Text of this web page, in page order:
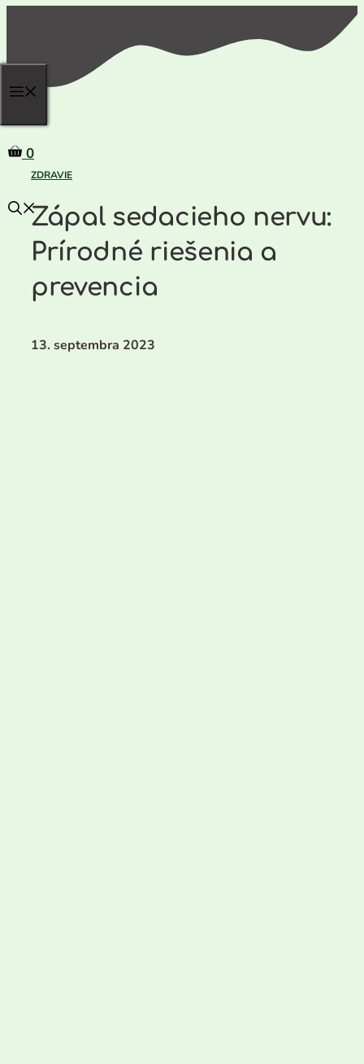
obsah
0
ZDRAVIE
Zápal sedacieho nervu:
Prírodné riešenia a
prevencia
13. septembra 2023